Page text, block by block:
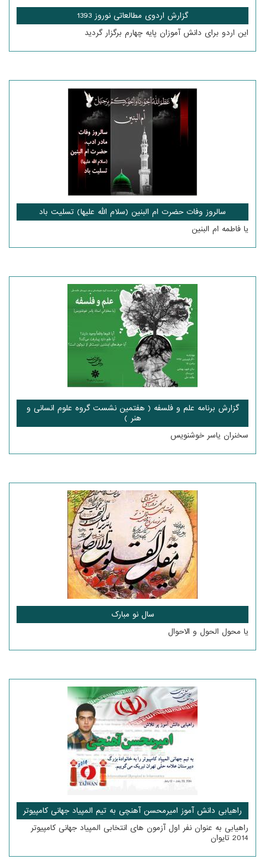
گزارش اردوی مطالعاتی نوروز 1393
این اردو برای دانش آموزان پایه چهارم برگزار گردید
سالروز وفات حضرت ام البنین (سلام الله علیها) تسلیت باد
یا فاطمه ام البنین
گزارش برنامه علم و فلسفه ( هفتمین نشست گروه علوم انسانی و
هنر )
سخنران یاسر خوشنویس
سال نو مبارک
یا محول الحول و الاحوال
راهیابی دانش آموز امیرمحسن آهنچی به تیم المپیاد جهانی کامپیوتر
راهیابی به عنوان نفر اول آزمون های انتخابی المپیاد جهانی کامپیوتر
2014 تایوان